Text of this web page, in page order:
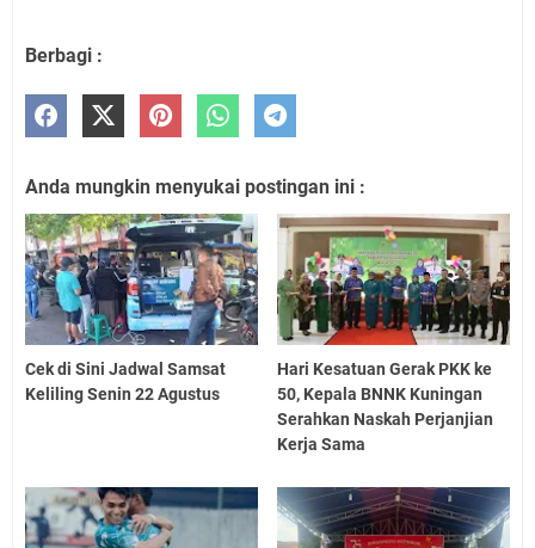
Berbagi :
Anda mungkin menyukai postingan ini :
Cek di Sini Jadwal Samsat
Keliling Senin 22 Agustus
Hari Kesatuan Gerak PKK ke
50, Kepala BNNK Kuningan
Serahkan Naskah Perjanjian
Kerja Sama